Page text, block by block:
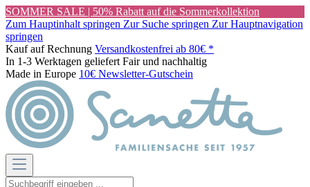
SOMMER SALE | 50% Rabatt auf die Sommerkollektion
Zum Hauptinhalt springen Zur Suche springen Zur Hauptnavigation
springen
Kauf auf Rechnung Versandkostenfrei ab 80€ *
In 1-3 Werktagen geliefert Fair und nachhaltig
Made in Europe 10€ Newsletter-Gutschein